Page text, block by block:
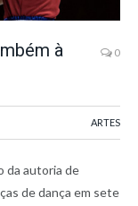
à
0
ARTES
da autoria de
de dança em sete